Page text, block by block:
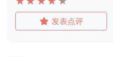
发表点评